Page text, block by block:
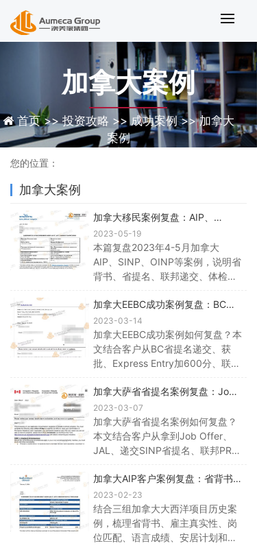
加拿大案例
加拿大案例
首页 >>投资攻略 >>成功案例 >>加拿大
案例
您的位置：
加拿大案例
加拿大移民案例复盘：AIP、
SINP、OINP省提名与工签时间线
2023-05-19
本篇复盘2023年4-5月加拿大
AIP、SINP、OINP等案例，说明省
背书、省提名、联邦递交、体检、
政策核对。
加拿大EEBC成功案例复盘：BC省
提名、EE加分与PR获批流程
2023-03-14
加拿大EEBC成功案例如何复盘？本
文结合客户从BC省提名递交、获
批、Express Entry加600分、联邦
说明适合人群、申请条件、材料重
点、当前政策变化和常见风险。
加拿大萨省省提名案例复盘：Job
Offer、JAL与联邦获批流程
2023-03-07
加拿大萨省省提名案例如何复盘？
本文结合客户从拿到Job Offer、
JAL、递交SINP省提名、联邦PR申
主担保适合人群、雇主要求、材料
重点、工签衔接和当前申请风险。
加拿大AIP客户案例复盘：省背书、
雇主与材料准备
2023-02-23
结合三组加拿大大西洋项目历史案
例，梳理省背书、雇主真实性、岗
位匹配、语言成绩、安居计划和联